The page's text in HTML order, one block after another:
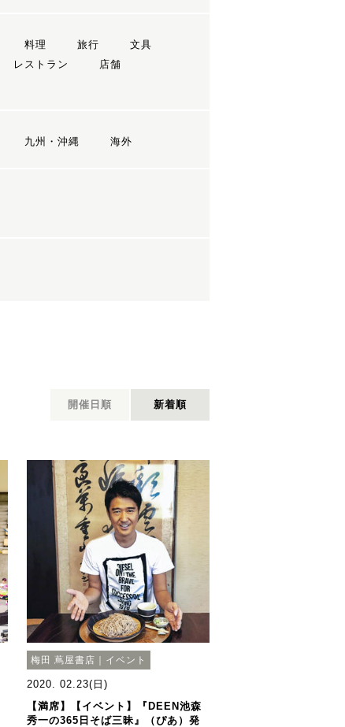
料理 旅行
文具
レストラン
店舗
九州・沖縄 海外
開催日順 新着順
梅田 蔦屋書店｜イベント
2020. 02.23(日)
【満席】【イベント】『DEEN池森
秀一の365日そば三昧』（ぴあ）発